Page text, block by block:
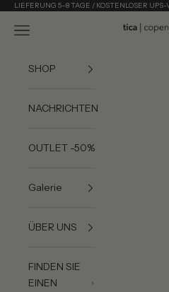
Zum Inhalt springen
LIEFERUNG 5–8 TAGE / KOSTENLOSER
Tica
Menü
SHOP
NACHRICHTEN
OUTLET -50%
Galerie
ÜBER UNS
FINDEN SIE
EINEN